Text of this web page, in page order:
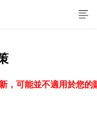
，可能並不適用於您